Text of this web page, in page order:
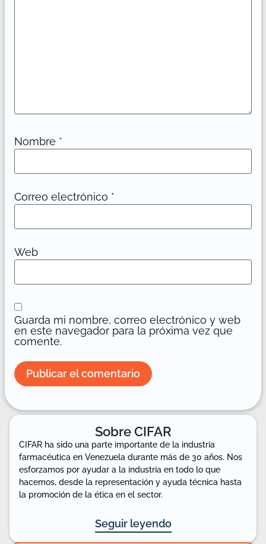
Nombre *
Correo electrónico *
Web
Guarda mi nombre, correo electrónico y web
en este navegador para la próxima vez que
comente.
Sobre CIFAR
CIFAR ha sido una parte importante de la industria
farmacéutica en Venezuela durante más de 30 años. Nos
esforzamos por ayudar a la industria en todo lo que
hacemos, desde la representación y ayuda técnica hasta
la promoción de la ética en el sector.
Seguir leyendo